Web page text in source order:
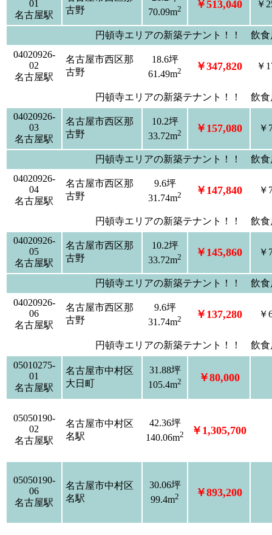
01
名古屋駅
古野
70.09m2 ￥513,040 ￥
円頓寺エリアの新築テナント！！ 飲
04020926-
02
名古屋駅
名古屋市西区那
古野
18.6坪
61.49m2 ￥347,820 ￥
円頓寺エリアの新築テナント！！ 飲
04020926-
03
名古屋駅
名古屋市西区那
古野
10.2坪
33.72m2 ￥157,080 ￥
円頓寺エリアの新築テナント！！ 飲
04020926-
04
名古屋駅
名古屋市西区那
古野
9.6坪
31.74m2 ￥147,840 ￥
円頓寺エリアの新築テナント！！ 飲
04020926-
05
名古屋駅
名古屋市西区那
古野
10.2坪
33.72m2 ￥145,860 ￥
円頓寺エリアの新築テナント！！ 飲
04020926-
06
名古屋駅
名古屋市西区那
古野
9.6坪
31.74m2 ￥137,280 ￥
円頓寺エリアの新築テナント！！ 飲
05010275-
01
名古屋駅
名古屋市中村区
大日町
31.88坪
105.4m2 ￥80,000
05050190-
02
名古屋駅
名古屋市中村区
名駅
42.36坪
140.06m2 ￥1,305,700
05050190-
06
名古屋駅
名古屋市中村区
名駅
30.06坪
99.4m2 ￥893,200